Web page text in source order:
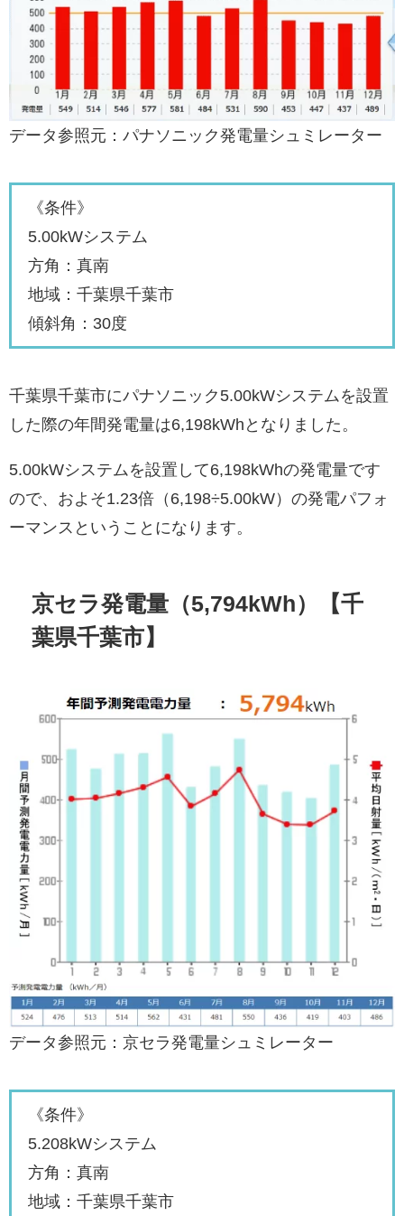
データ参照元：パナソニック発電量シュミレーター
《条件》
5.00kWシステム
方角：真南
地域：千葉県千葉市
傾斜角：30度
千葉県千葉市にパナソニック5.00kWシステムを設置
した際の年間発電量は6,198kWhとなりました。
5.00kWシステムを設置して6,198kWhの発電量です
ので、およそ1.23倍（6,198÷5.00kW）の発電パフォ
ーマンスということになります。
京セラ発電量（5,794kWh）【千
葉県千葉市】
データ参照元：京セラ発電量シュミレーター
《条件》
5.208kWシステム
方角：真南
地域：千葉県千葉市